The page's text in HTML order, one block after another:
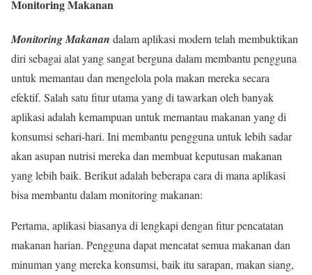
Monitoring Makanan
Monitoring Makanan dalam aplikasi modern telah membuktikan
diri sebagai alat yang sangat berguna dalam membantu pengguna
untuk memantau dan mengelola pola makan mereka secara
efektif. Salah satu fitur utama yang di tawarkan oleh banyak
aplikasi adalah kemampuan untuk memantau makanan yang di
konsumsi sehari-hari. Ini membantu pengguna untuk lebih sadar
akan asupan nutrisi mereka dan membuat keputusan makanan
yang lebih baik. Berikut adalah beberapa cara di mana aplikasi
bisa membantu dalam monitoring makanan:
Pertama, aplikasi biasanya di lengkapi dengan fitur pencatatan
makanan harian. Pengguna dapat mencatat semua makanan dan
minuman yang mereka konsumsi, baik itu sarapan, makan siang,